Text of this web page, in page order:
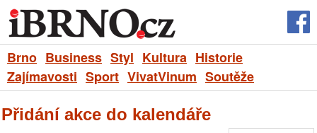
Brno Business Styl Kultura Historie
Zajímavosti Sport VivatVinum Soutěže
Přidání akce do kalendáře